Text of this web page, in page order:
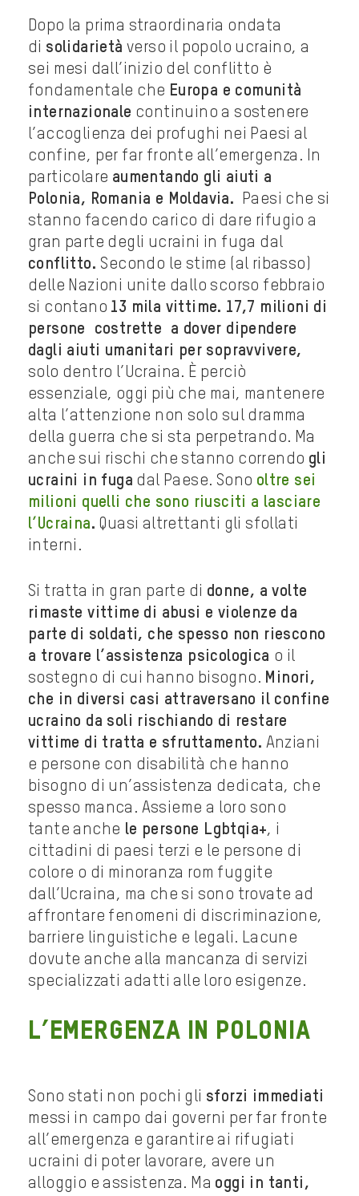
Dopo la prima straordinaria ondata
di solidarietà verso il popolo ucraino, a
sei mesi dall’inizio del conflitto è
fondamentale che Europa e comunità
internazionale continuino a sostenere
l’accoglienza dei profughi nei Paesi al
confine, per far fronte all’emergenza. In
particolare aumentando gli aiuti a
Polonia, Romania e Moldavia. Paesi che si
stanno facendo carico di dare rifugio a
gran parte degli ucraini in fuga dal
conflitto.Secondo le stime (al ribasso)
delle Nazioni unite dallo scorso febbraio
si contano 13 mila vittime. 17,7 milioni di
persone costrette a dover dipendere
dagli aiuti umanitari per sopravvivere,
solo dentro l’Ucraina. È perciò
essenziale, oggi più che mai, mantenere
alta l’attenzione non solo sul dramma
della guerra che si sta perpetrando. Ma
anche sui rischi che stanno correndo gli
ucraini in fuga dal Paese. Sono oltre sei
milioni quelli che sono riusciti a lasciare
l’Ucraina. Quasi altrettanti gli sfollati
interni.
Si tratta in gran parte di donne, a volte
rimaste vittime di abusi e violenze da
parte di soldati, che spesso non riescono
a trovare l’assistenza psicologica o il
sostegno di cui hanno bisogno. Minori,
che in diversi casi attraversano il confine
ucraino da soli rischiando di restare
vittime di tratta e sfruttamento. Anziani
e persone con disabilità che hanno
bisogno di un’assistenza dedicata, che
spesso manca. Assieme a loro sono
tante anche le persone Lgbtqia+, i
cittadini di paesi terzi e le persone di
colore o di minoranza rom fuggite
dall’Ucraina, ma che si sono trovate ad
affrontare fenomeni di discriminazione,
barriere linguistiche e legali. Lacune
dovute anche alla mancanza di servizi
specializzati adatti alle loro esigenze.
L’emergenza in Polonia
Sono stati non pochi gli sforzi immediati
messi in campo dai governi per far fronte
all’emergenza e garantire ai rifugiati
ucraini di poter lavorare, avere un
alloggio e assistenza. Ma oggi in tanti,